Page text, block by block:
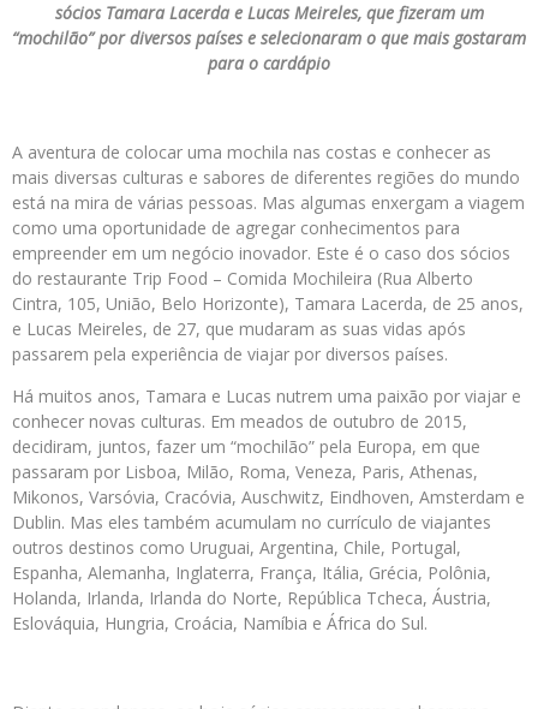
sócios Tamara Lacerda e Lucas Meireles, que fizeram um
“mochilão” por diversos países e selecionaram o que mais gostaram
para o cardápio
A aventura de colocar uma mochila nas costas e conhecer as
mais diversas culturas e sabores de diferentes regiões do mundo
está na mira de várias pessoas. Mas algumas enxergam a viagem
como uma oportunidade de agregar conhecimentos para
empreender em um negócio inovador. Este é o caso dos sócios
do restaurante Trip Food – Comida Mochileira (Rua Alberto
Cintra, 105, União, Belo Horizonte), Tamara Lacerda, de 25 anos,
e Lucas Meireles, de 27, que mudaram as suas vidas após
passarem pela experiência de viajar por diversos países.
Há muitos anos, Tamara e Lucas nutrem uma paixão por viajar e
conhecer novas culturas. Em meados de outubro de 2015,
decidiram, juntos, fazer um “mochilão” pela Europa, em que
passaram por Lisboa, Milão, Roma, Veneza, Paris, Athenas,
Mikonos, Varsóvia, Cracóvia, Auschwitz, Eindhoven, Amsterdam e
Dublin. Mas eles também acumulam no currículo de viajantes
outros destinos como Uruguai, Argentina, Chile, Portugal,
Espanha, Alemanha, Inglaterra, França, Itália, Grécia, Polônia,
Holanda, Irlanda, Irlanda do Norte, República Tcheca, Áustria,
Eslováquia, Hungria, Croácia, Namíbia e África do Sul.